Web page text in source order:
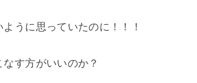
うに思っていたのに！！！
す方がいいのか？